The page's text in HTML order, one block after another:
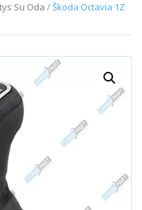
Su Oda / Škoda Octavia 1Z